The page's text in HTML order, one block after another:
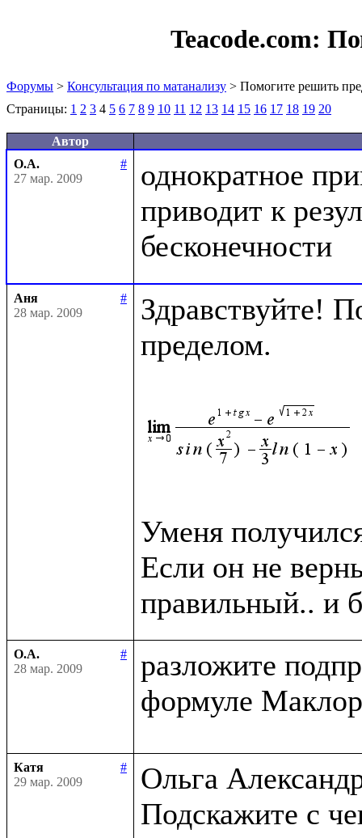
Teacode.com:
Форумы > Консультация по матанализу > Помогите решить
Страницы: 1 2 3 4 5 6 7 8 9 10 11 12 13 14 15 16 17 18 19 20
Автор
О.А.
#
27 мар. 2009
однократное
приводит к
Аня
#
28 мар. 2009
Здравствуйте!
пределом.
Уменя
Если он не
О.А.
#
28 мар. 2009
разложите
формуле
Катя
#
29 мар. 2009
Ольга
Подскажите с